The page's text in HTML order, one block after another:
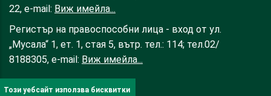
22, e-mail: Виж имейла...
Регистър на правоспособни лица - вход от ул.
„Мусала“ 1, ет. 1, стая 5, вътр. тел.: 114; тел.02/
8188305, e-mail: Виж имейла...
Този уебсайт използва бисквитки